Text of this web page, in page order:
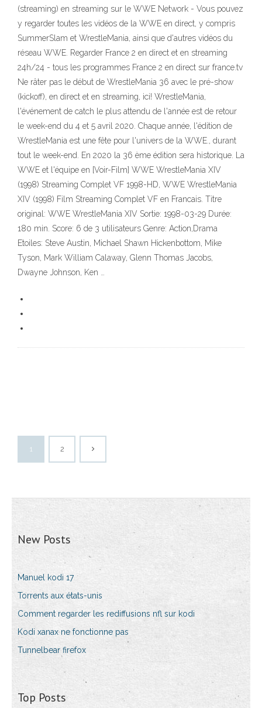
(streaming) en streaming sur le WWE Network - Vous pouvez
y regarder toutes les vidéos de la WWE en direct, y compris
SummerSlam et WrestleMania, ainsi que d'autres vidéos du
réseau WWE. Regarder France 2 en direct et en streaming
24h/24 - tous les programmes France 2 en direct sur france.tv
Ne râter pas le début de WrestleMania 36 avec le pré-show
(kickoff), en direct et en streaming, ici! WrestleMania,
l'événement de catch le plus attendu de l'année est de retour
le week-end du 4 et 5 avril 2020. Chaque année, l'édition de
WrestleMania est une fête pour l'univers de la WWE., durant
tout le week-end. En 2020 la 36 ème édition sera historique. La
WWE et l'équipe en [Voir-Film] WWE WrestleMania XIV
(1998) Streaming Complet VF 1998-HD, WWE WrestleMania
XIV (1998) Film Streaming Complet VF en Francais. Titre
original: WWE WrestleMania XIV Sortie: 1998-03-29 Durée:
180 min. Score: 6 de 3 utilisateurs Genre: Action,Drama
Etoiles: Steve Austin, Michael Shawn Hickenbottom, Mike
Tyson, Mark William Calaway, Glenn Thomas Jacobs,
Dwayne Johnson, Ken …
1 2
New Posts
Manuel kodi 17
Torrents aux états-unis
Comment regarder les rediffusions nfl sur kodi
Kodi xanax ne fonctionne pas
Tunnelbear firefox
Top Posts